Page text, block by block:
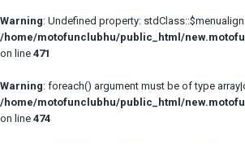
Warning: Undefined property: stdClass::$menualign
/home/motofunclubhu/public_html/
on line 471
Warning: foreach() argument must be of type
/home/motofunclubhu/public_html/
on line 474